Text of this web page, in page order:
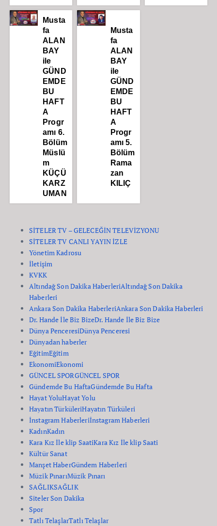
Musta
fa
ALAN
BAY
ile
GÜND
EMDE
BU
HAFT
A
Progr
amı 6.
Bölüm
Müslü
m
KÜÇÜ
KARZ
UMAN
Musta
fa
ALAN
BAY
ile
GÜND
EMDE
BU
HAFT
A
Progr
amı 5.
Bölüm
Rama
zan
KILIÇ
SİTELER TV – GELECEĞİN TELEVİZYONU
SİTELER TV CANLI YAYIN İZLE
Yönetim Kadrosu
İletişim
KVKK
Altındağ Son Dakika HaberleriAltındağ Son Dakika
Haberleri
Ankara Son Dakika HaberleriAnkara Son Dakika Haberleri
Dr. Hande İle Biz BizeDr. Hande İle Biz Bize
Dünya PenceresiDünya Penceresi
Dünyadan haberler
EğitimEğitim
EkonomiEkonomi
GÜNCEL SPORGÜNCEL SPOR
Gündemde Bu HaftaGündemde Bu Hafta
Hayat YoluHayat Yolu
Hayatın TürküleriHayatın Türküleri
İnstagram Haberleriİnstagram Haberleri
KadınKadın
Kara Kız İle klip SaatiKara Kız İle klip Saati
Kültür Sanat
Manşet HaberGündem Haberleri
Müzik PınarıMüzik Pınarı
SAĞLIKSAĞLIK
Siteler Son Dakika
Spor
Tatlı TelaşlarTatlı Telaşlar